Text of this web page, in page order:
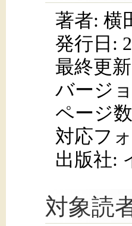
著者: 横
発行日:
最終更
バージ
ページ
対応フ
出版社:
対象読